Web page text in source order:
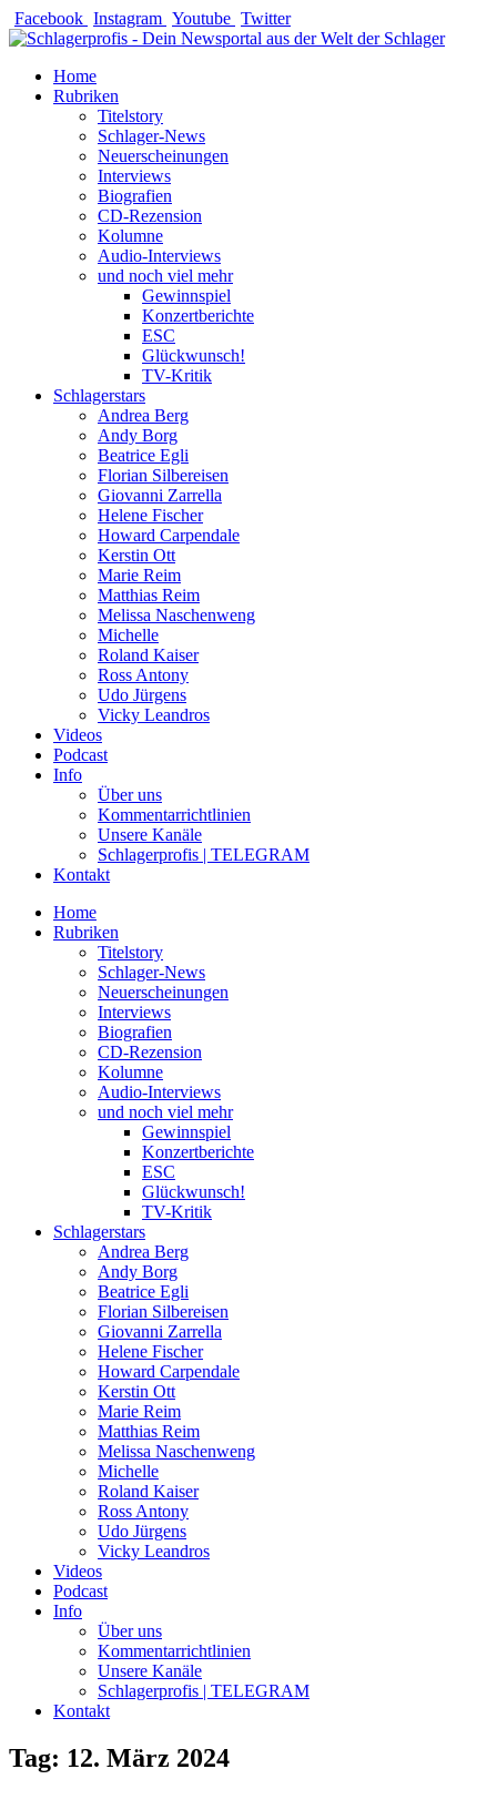
Zum
Inhalt
Facebook Instagram Youtube Twitter
Home
Rubriken
Titelstory
Schlager-News
Neuerscheinungen
Interviews
Biografien
CD-Rezension
Kolumne
Audio-Interviews
und noch viel mehr
Gewinnspiel
Konzertberichte
ESC
Glückwunsch!
TV-Kritik
Schlagerstars
Andrea Berg
Andy Borg
Beatrice Egli
Florian Silbereisen
Giovanni Zarrella
Helene Fischer
Howard Carpendale
Kerstin Ott
Marie Reim
Matthias Reim
Melissa Naschenweng
Michelle
Roland Kaiser
Ross Antony
Udo Jürgens
Vicky Leandros
Videos
Podcast
Info
Über uns
Kommentarrichtlinien
Unsere Kanäle
Schlagerprofis | TELEGRAM
Kontakt
Home
Rubriken
Titelstory
Schlager-News
Neuerscheinungen
Interviews
Biografien
CD-Rezension
Kolumne
Audio-Interviews
und noch viel mehr
Gewinnspiel
Konzertberichte
ESC
Glückwunsch!
TV-Kritik
Schlagerstars
Andrea Berg
Andy Borg
Beatrice Egli
Florian Silbereisen
Giovanni Zarrella
Helene Fischer
Howard Carpendale
Kerstin Ott
Marie Reim
Matthias Reim
Melissa Naschenweng
Michelle
Roland Kaiser
Ross Antony
Udo Jürgens
Vicky Leandros
Videos
Podcast
Info
Über uns
Kommentarrichtlinien
Unsere Kanäle
Schlagerprofis | TELEGRAM
Kontakt
Tag: 12. März 2024